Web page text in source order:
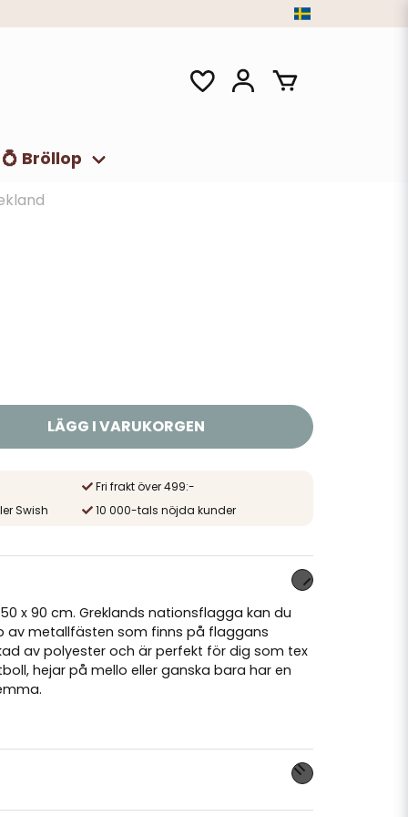
💍 Bröllop
LÄGG I VARUKORGEN
Fri frakt över 499:-
Swish
10 000-tals nöjda kunder
x 90 cm. Greklands nationsflagga kan du
av metallfästen som finns på flaggans
av polyester och är perfekt för dig som tex
hejar på mello eller ganska bara har en